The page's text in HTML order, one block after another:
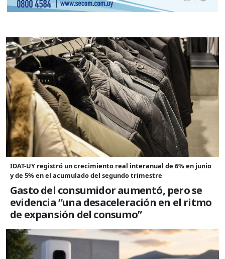
IDAT-UY registró un crecimiento real interanual de 6% en junio
y de 5% en el acumulado del segundo trimestre
Gasto del consumidor aumentó, pero se
evidencia “una desaceleración en el ritmo
de expansión del consumo”